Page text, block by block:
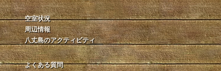
空室状況
周辺情報
八丈島のアクティビティ
よくある質問